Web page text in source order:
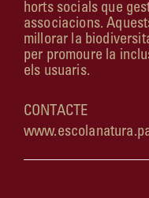
horts socials que
associacions.
millorar la
per promoure la
els usuaris.
CONTACTE